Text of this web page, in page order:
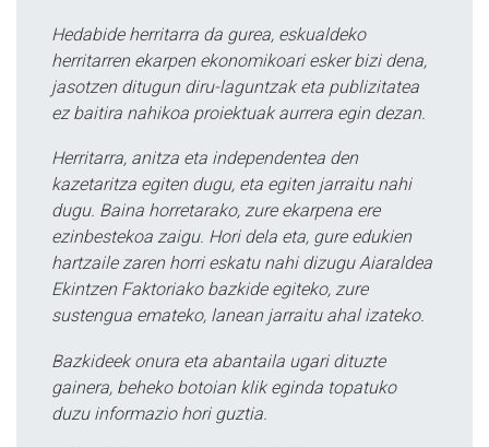
Hedabide herritarra da gurea, eskualdeko
herritarren ekarpen ekonomikoari esker bizi dena,
jasotzen ditugun diru-laguntzak eta publizitatea
ez baitira nahikoa proiektuak aurrera egin dezan.
Herritarra, anitza eta independentea den
kazetaritza egiten dugu, eta egiten jarraitu nahi
dugu. Baina horretarako, zure ekarpena ere
ezinbestekoa zaigu. Hori dela eta, gure edukien
hartzaile zaren horri eskatu nahi dizugu Aiaraldea
Ekintzen Faktoriako bazkide egiteko, zure
sustengua emateko, lanean jarraitu ahal izateko.
Bazkideek onura eta abantaila ugari dituzte
gainera, beheko botoian klik eginda topatuko
duzu informazio hori guztia.